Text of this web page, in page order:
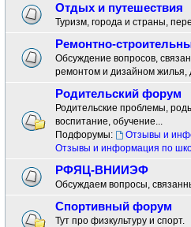
Отдых и путешествия
Туризм, города и страны,
Ремонтно-
Обсуждение вопросов,
ремонтом и дизайном жилья,
Родительский форум
Родительские проблемы,
воспитание, обучение...
Подфорумы:
Отзывы и
Отзывы и информация по
РФЯЦ-ВНИИЭФ
Обсуждаем вопросы,
Спортивный форум
Тут про физкультуру и спорт.